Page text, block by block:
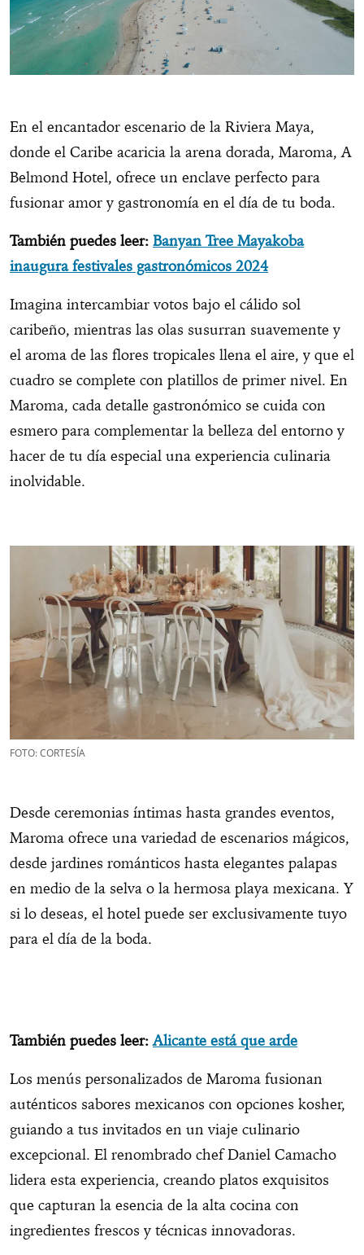
En el encantador escenario de la Riviera Maya,
donde el Caribe acaricia la arena dorada, Maroma, A
Belmond Hotel, ofrece un enclave perfecto para
fusionar amor y gastronomía en el día de tu boda.
También puedes leer: Banyan Tree Mayakoba
inaugura festivales gastronómicos 2024
Imagina intercambiar votos bajo el cálido sol
caribeño, mientras las olas susurran suavemente y
el aroma de las flores tropicales llena el aire, y que el
cuadro se complete con platillos de primer nivel. En
Maroma, cada detalle gastronómico se cuida con
esmero para complementar la belleza del entorno y
hacer de tu día especial una experiencia culinaria
inolvidable.
FOTO: CORTESÍA
Desde ceremonias íntimas hasta grandes eventos,
Maroma ofrece una variedad de escenarios mágicos,
desde jardines románticos hasta elegantes palapas
en medio de la selva o la hermosa playa mexicana. Y
si lo deseas, el hotel puede ser exclusivamente tuyo
para el día de la boda.
También puedes leer:Alicante está que arde
Los menús personalizados de Maroma fusionan
auténticos sabores mexicanos con opciones kosher,
guiando a tus invitados en un viaje culinario
excepcional. El renombrado chef Daniel Camacho
lidera esta experiencia, creando platos exquisitos
que capturan la esencia de la alta cocina con
ingredientes frescos y técnicas innovadoras.